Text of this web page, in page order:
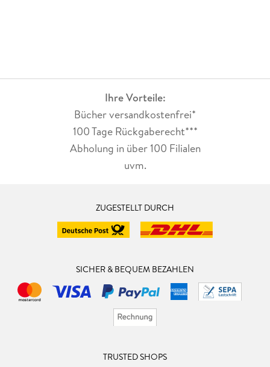
Ihre Vorteile:
Bücher versandkostenfrei*
100 Tage Rückgaberecht***
Abholung in über 100 Filialen
uvm.
ZUGESTELLT DURCH
SICHER & BEQUEM BEZAHLEN
TRUSTED SHOPS